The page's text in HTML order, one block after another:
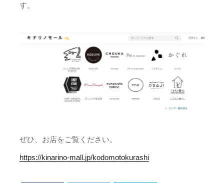
す。
ぜひ、お店をご覧ください。
https://kinarino-mall.jp/kodomotokurashi